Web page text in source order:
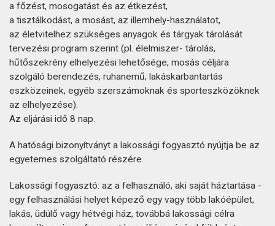
a főzést, mosogatást és az étkezést,
a tisztálkodást, a mosást, az illemhely-használatot,
az életvitelhez szükséges anyagok és tárgyak tárolását
tervezési program szerint (pl. élelmiszer- tárolás,
hűtőszekrény elhelyezési lehetősége, mosás céljára
szolgáló berendezés, ruhanemű, lakáskarbantartás
eszközeinek, egyéb szerszámoknak és sporteszközöknek
az elhelyezése).
Az eljárási idő 8 nap.
A hatósági bizonyítványt a lakossági fogyasztó nyújtja be az
egyetemes szolgáltató részére.
Lakossági fogyasztó: az a felhasználó, aki saját háztartása -
egy felhasználási helyet képező egy vagy több lakóépület,
lakás, üdülő vagy hétvégi ház, továbbá lakossági célra